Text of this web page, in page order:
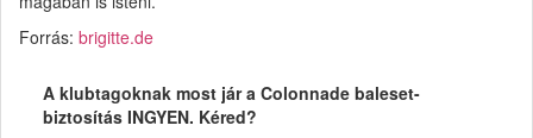
Forrás: brigitte.de
A klubtagoknak most jár a Colonnade baleset-
biztosítás INGYEN. Kéred?